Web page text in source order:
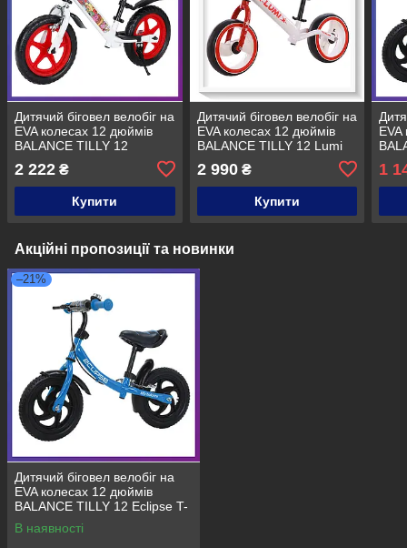
Дитячий біговел велобіг на
EVA колесах 12 дюймів
BALANCE TILLY 12
Червоний
2 222 ₴
Купити
Дитячий біговел велобіг на
EVA колесах 12 дюймів
BALANCE TILLY 12 Lumi
T-212521 біло-червоний
2 990₴
Купити
EVA
1
Акційні пропозиції та новинки
–21%
Дитячий біговел велобіг на
EVA колесах 12 дюймів
BALANCE TILLY 12 Eclipse T-
21254 Блакитний
В наявності